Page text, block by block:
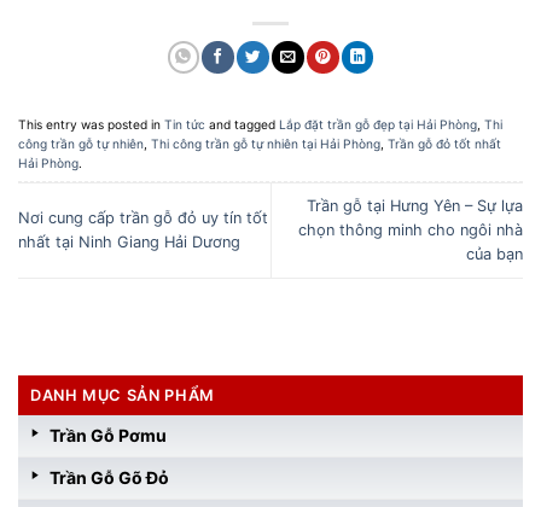
This entry was posted in Tin tức and tagged Lắp đặt trần gỗ đẹp tại Hải Phòng, Thi
công trần gỗ tự nhiên, Thi công trần gỗ tự nhiên tại Hải Phòng, Trần gỗ đỏ tốt nhất
Hải Phòng.
Nơi cung cấp trần gỗ đỏ uy tín tốt
nhất tại Ninh Giang Hải Dương
Trần gỗ tại Hưng Yên – Sự lựa
chọn thông minh cho ngôi nhà
của bạn
DANH MỤC SẢN PHẨM
Trần Gỗ Pơmu
Trần Gỗ Gõ Đỏ